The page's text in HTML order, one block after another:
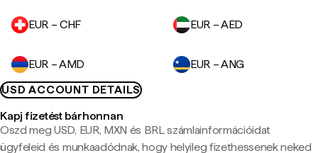
EUR – CHF EUR – AED
EUR – AMD
EUR – ANG
USD ACCOUNT DETAILS
Kapj fizetést bárhonnan
Oszd meg USD, EUR, MXN és BRL számlainformációidat
ügyfeleid és munkaadódnak, hogy helyileg fizethessenek neked